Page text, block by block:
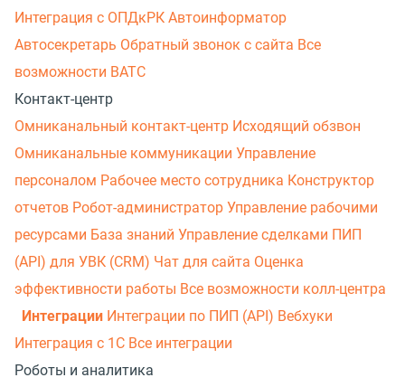
Интеграция с ОПДкРК Автоинформатор
Автосекретарь Обратный звонок с сайта Все
возможности ВАТС
Контакт-центр
Омниканальный контакт-центр Исходящий обзвон
Омниканальные коммуникации Управление
персоналом Рабочее место сотрудника Конструктор
отчетов Робот-администратор Управление рабочими
ресурсами База знаний Управление сделками ПИП
(API) для УВК (CRM) Чат для сайта Оценка
эффективности работы Все возможности колл-центра
Интеграции Интеграции по ПИП (API) Вебхуки
Интеграция с 1С Все интеграции
Роботы и аналитика